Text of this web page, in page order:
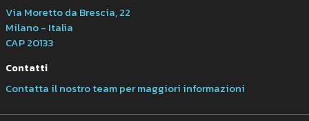
Via Moretto da Brescia, 22
Milano - Italia
CAP 20133
Contatti
Contatta il nostro team per maggiori informazioni